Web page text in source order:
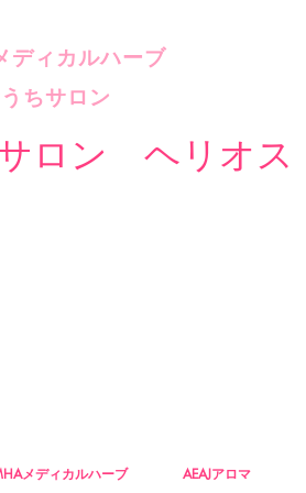
ィカルハーブ
ちサロン
ロン ヘリオス
メディカルハーブ AEAJアロマ